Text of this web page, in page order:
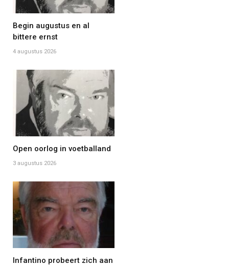
Begin augustus en al
bittere ernst
4 augustus 2026
Open oorlog in voetballand
3 augustus 2026
Infantino probeert zich aan